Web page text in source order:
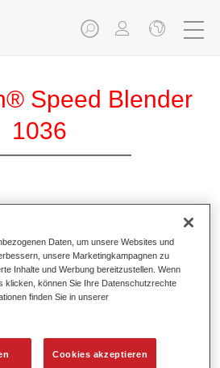
Speed Blender
1036
1036 unterstützt das problemlose
Permasolid HS Klarlacken und HS
(pur).
Übergangsbereich zur
Daten, um unsere Websites und
unsere Marketingkampagnen zu
Inhalte und Werbung bereitzustellen. Wenn
klicken, können Sie Ihre Datenschutzrechte
finden Sie in unserer
Cookies akzeptieren